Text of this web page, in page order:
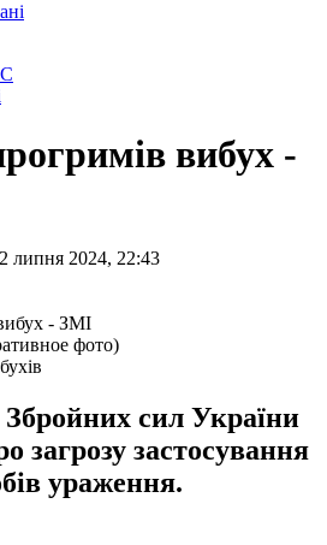
вибух -
липня 2024, 22:43
фото)
Збройних сил України
загрозу застосування
ураження.